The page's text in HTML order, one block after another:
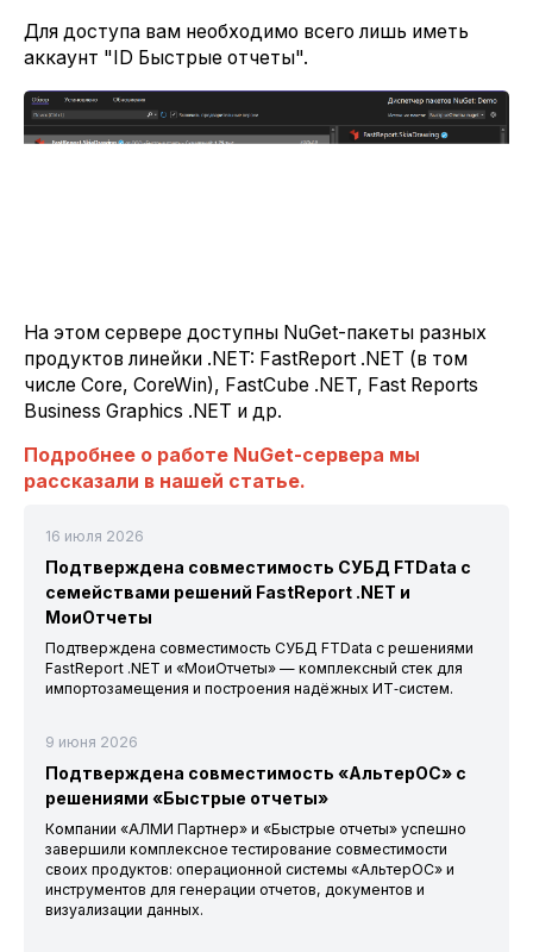
Для доступа вам необходимо всего лишь иметь
аккаунт "ID Быстрые отчеты".
На этом сервере доступны NuGet-пакеты разных
продуктов линейки .NET: FastReport .NET (в том
числе Core, CoreWin), FastCube .NET, Fast Reports
Business Graphics .NET и др.
Подробнее о работе NuGet-сервера мы
рассказали в нашей статье.
16 июля 2026
Подтверждена совместимость СУБД FTData с
семействами решений FastReport .NET и
МоиОтчеты
Подтверждена совместимость СУБД FTData с решениями
FastReport .NET и «МоиОтчеты» — комплексный стек для
импортозамещения и построения надёжных ИТ‑систем.
9 июня 2026
Подтверждена совместимость «АльтерОС» с
решениями «Быстрые отчеты»
Компании «АЛМИ Партнер» и «Быстрые отчеты» успешно
завершили комплексное тестирование совместимости
своих продуктов: операционной системы «АльтерОС» и
инструментов для генерации отчетов, документов и
визуализации данных.